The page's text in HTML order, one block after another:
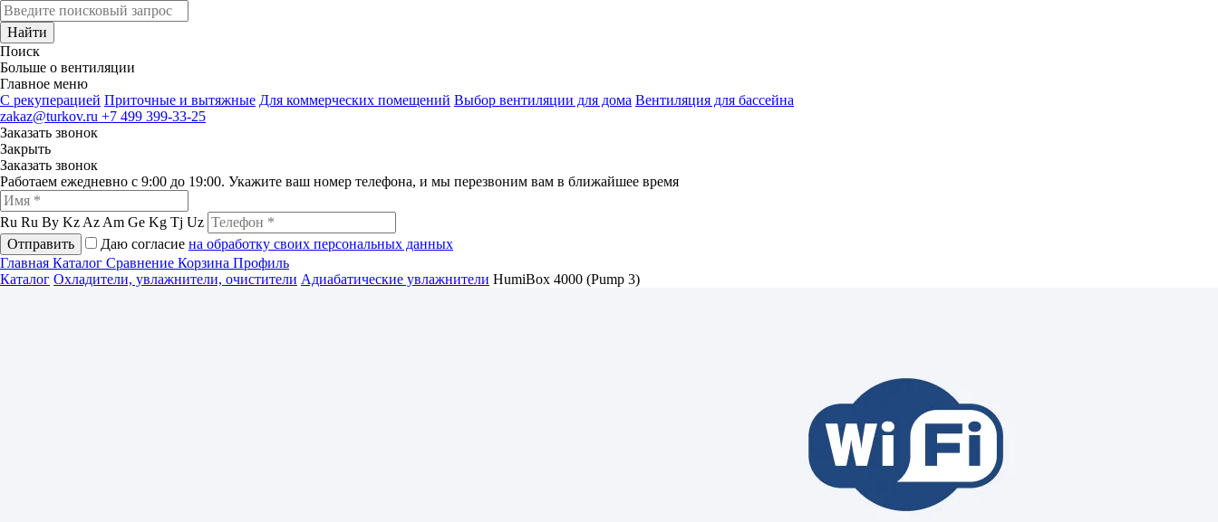
Найти
Поиск
Больше о вентиляции
Главное меню
C рекуперацией Приточные и вытяжные Для коммерческих помещений Выбор вентиляции для дома Вентиляция для бассейна
zakaz@turkov.ru +7 499 399-33-25
Заказать звонок
Закрыть
Заказать звонок
Работаем ежедневно с 9:00 до 19:00. Укажите ваш номер телефона, и мы перезвоним вам в ближайшее время
Ru Ru By Kz Az Am Ge Kg Tj Uz
Отправить
Даю согласие на обработку своих персональных данных
Главная Каталог Сравнение Корзина Профиль
Каталог Охладители, увлажнители, очистители Адиабатические увлажнители HumiBox 4000 (Pump 3)